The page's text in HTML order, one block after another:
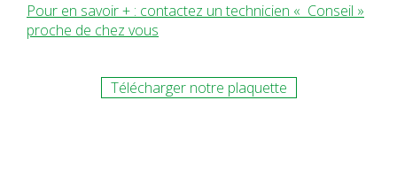
Pour en savoir + : contactez un technicien « Conseil »
proche de chez vous
Télécharger notre plaquette